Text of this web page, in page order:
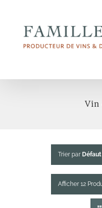
contenu
Vin
Trier par Défaut
Afficher 12